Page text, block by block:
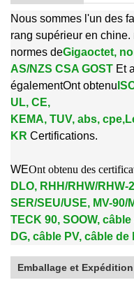
Nous sommes l'un des
rang supérieur en
normes deGigaoctet,
AS/NZS CSA GOST Et
égalementOnt obtenu
UL, CE,
KEMA, TUV, abs, cpe,
KR Certifications.
WEOnt obtenu des
DLO, RHH/RHW/RHW-
SER/SEU/USE, MV-90/
TECK 90, SOOW,
DG, câble PV, câble de
Emballage et Expédition